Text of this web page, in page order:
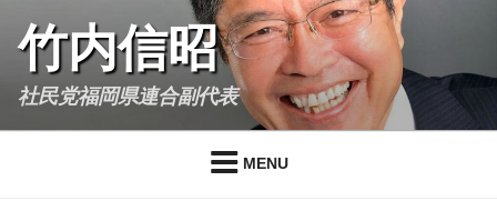
content
竹内信昭
社民党福岡県連合副代表
MENU